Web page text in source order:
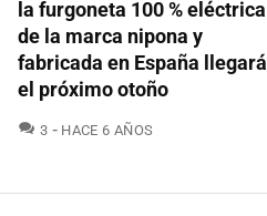
la furgoneta 100 % eléctrica
de la marca nipona y
fabricada en España llegará
el próximo otoño
3 COMENTARIOS
HACE 6 AÑOS